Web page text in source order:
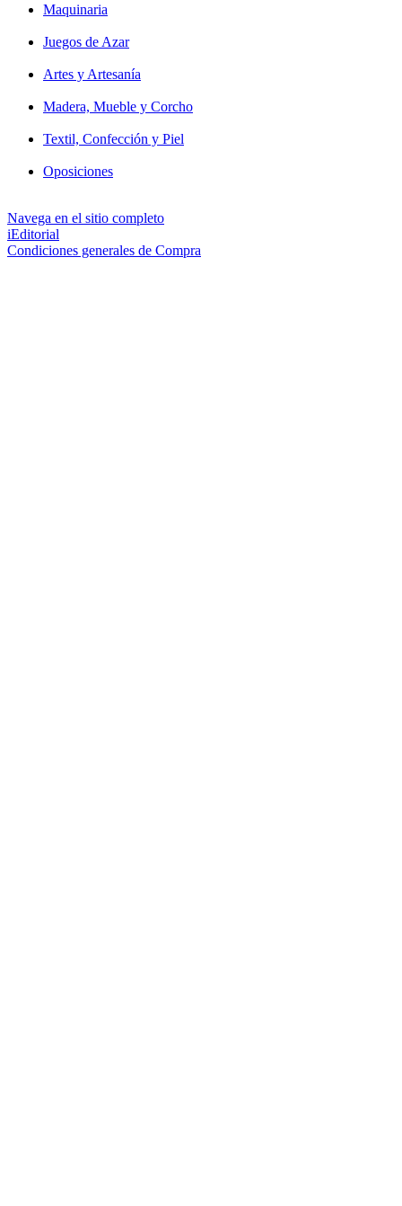
Maquinaria
Juegos de Azar
Artes y Artesanía
Madera, Mueble y Corcho
Textil, Confección y Piel
Oposiciones
Navega en el sitio completo
iEditorial
Condiciones generales de Compra